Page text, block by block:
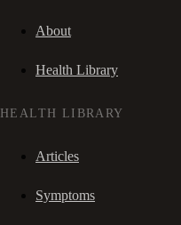
About
Health Library
HEALTH LIBRARY
Articles
Symptoms